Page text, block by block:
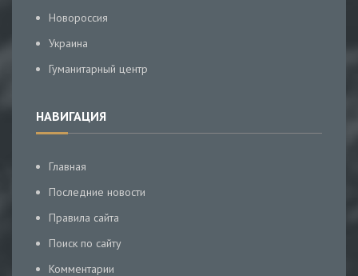
Новороссия
Украина
Гуманитарный центр
НАВИГАЦИЯ
Главная
Последние новости
Правила сайта
Поиск по сайту
Комментарии